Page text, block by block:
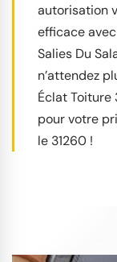
autorisation
efficace
Salies Du
n’attendez
Éclat Toiture
pour votre
le 31260 !